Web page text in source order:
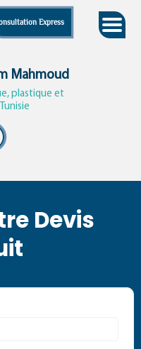
Express
Mahmoud
plastique et
Devis